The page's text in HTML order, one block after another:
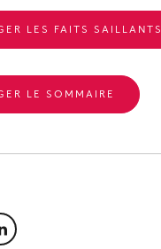
LES FAITS SAILLANTS
LE SOMMAIRE